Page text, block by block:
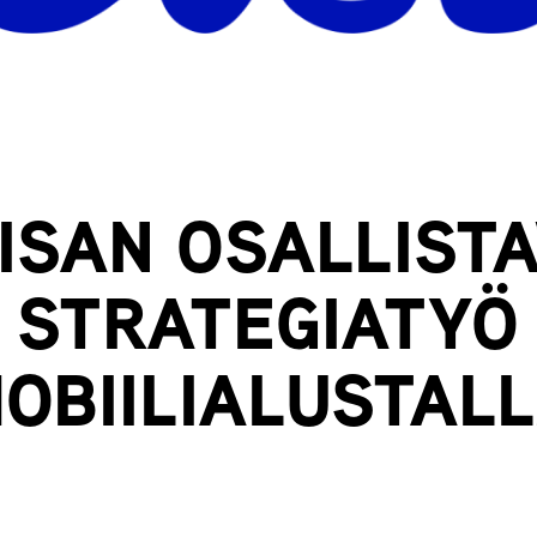
STRATEGIATYÖ